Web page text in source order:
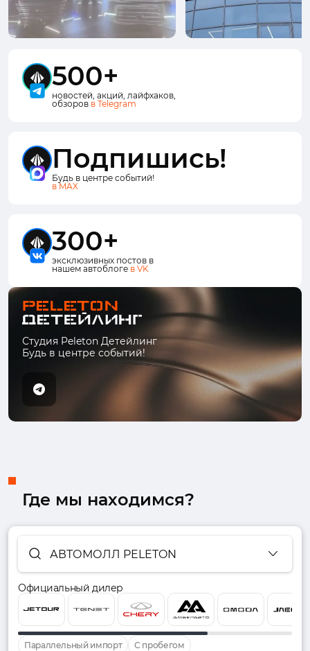
500+
новостей, акций, лайфхаков,
обзоров в Telegram
Подпишись!
Будь в центре событий!
в MAX
300+
эксклюзивных постов в
нашем автоблоге в VK
Студия Peleton Детейлинг
Будь в центре событий!
Где мы находимся?
АВТОМОЛЛ PELETON
Официальный дилер
Параллельный импорт С пробегом